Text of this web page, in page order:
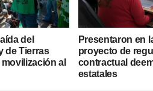
del
de Tierras
al
Presentaron en
proyecto de
contractual
estatales